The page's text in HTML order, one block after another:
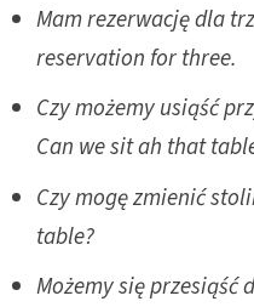
Mam rezerwację dla
reservation for three.
Czy możemy usiąść
Can we sit ah that
Czy mogę zmienić
table?
Możemy się przesiąść